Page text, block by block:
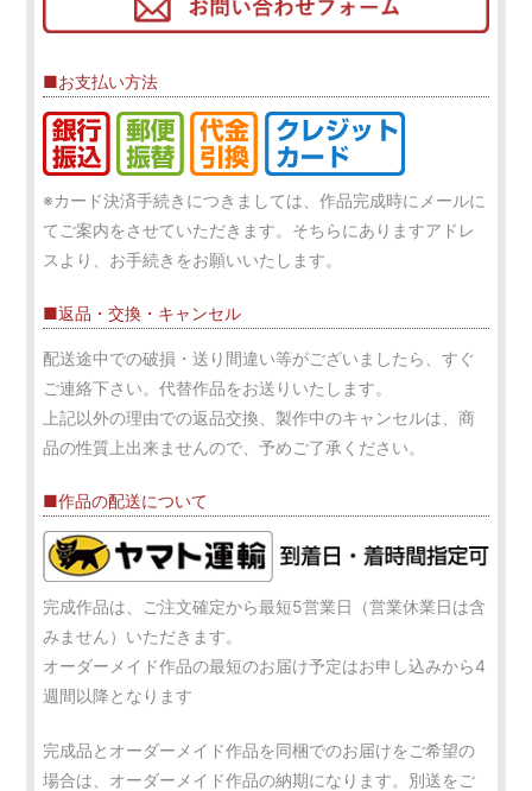
■お支払い方法
※カード決済手続きにつきましては、作品完成時にメールに
てご案内をさせていただきます。そちらにありますアドレ
スより、お手続きをお願いいたします。
■返品・交換・キャンセル
配送途中での破損・送り間違い等がございましたら、すぐ
ご連絡下さい。代替作品をお送りいたします。
上記以外の理由での返品交換、製作中のキャンセルは、商
品の性質上出来ませんので、予めご了承ください。
■作品の配送について
完成作品は、ご注文確定から最短5営業日（営業休業日は含
みません）いただきます。
オーダーメイド作品の最短のお届け予定はお申し込みから4
週間以降となります
完成品とオーダーメイド作品を同梱でのお届けをご希望の
場合は、オーダーメイド作品の納期になります。別送をご